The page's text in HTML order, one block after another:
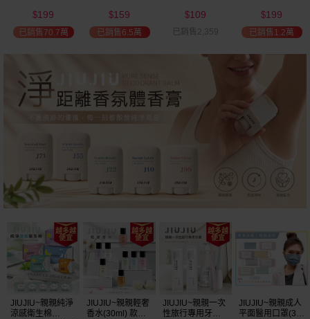
選 全新包裝
$199
已銷售70.7萬
$159
已銷售6.5萬
(600ml)
$109
已銷售2,359
$199
已銷售1.2萬
JIUJIU~親親純淨
涼感衛生棉
JIUJIU~親親輕奢
香水(30ml) 款式
JIUJIU~親親一次
性旅行專用牙刷(1
JIUJIU~親親成人
平面醫用口罩(30